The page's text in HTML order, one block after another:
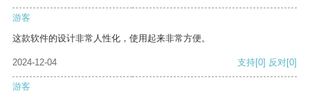
游客
这款软件的设计非常人性化，使用起来非常方便。
2024-12-04 支持[0] 反对[0]
游客